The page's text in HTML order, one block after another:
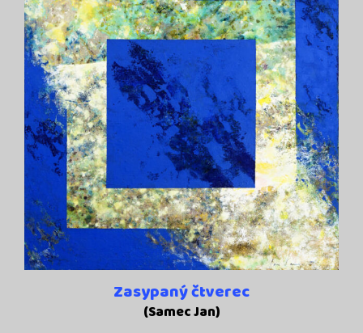
Zasypaný čtverec
(Samec Jan)